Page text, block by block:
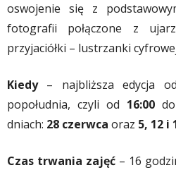
oswojenie się z
fotografii połączone z
przyjaciółki – lustrzanki
Kiedy – najbliższa edycja
popołudnia, czyli od 16:00 do
dniach: 28 czerwca oraz 5, 12 i
Czas trwania zajęć – 16